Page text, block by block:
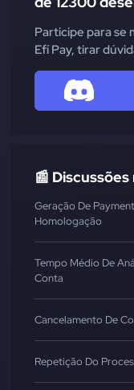
Participe para se
Efí Pay, tirar
📰
Geração De
Homologação
Tempo Médio De
Conta
Cancelamento De
Repetição Do